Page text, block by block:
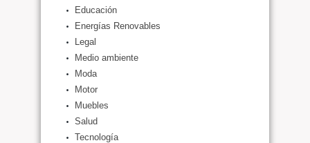
Educación
Energías Renovables
Legal
Medio ambiente
Moda
Motor
Muebles
Salud
Tecnología